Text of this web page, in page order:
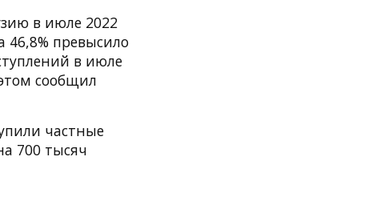
в июле 2022
46,8% превысило
в июле
сообщил
частные
700 тысяч